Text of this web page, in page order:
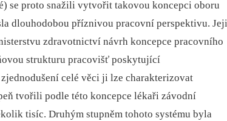
se proto snažili vytvořit takovou koncepci oboru
dlouhodobou příznivou pracovní perspektivu.
zdravotnictví návrh koncepce pracovního
strukturu pracovišť poskytující
celé věci ji lze charakterizovat
tvořili podle této koncepce lékaři závodní
tisíc. Druhým stupněm tohoto systému byla